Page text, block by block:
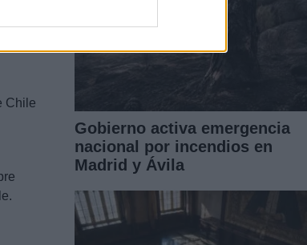
Chile
Gobierno activa emergencia
nacional por incendios en
Madrid y Ávila